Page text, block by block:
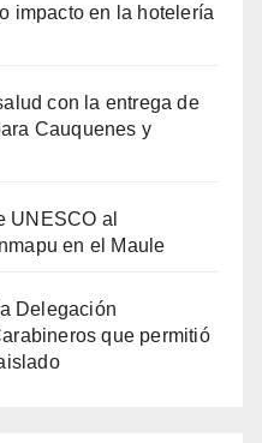
impacto en la hotelería
con la entrega de
Cauquenes y
UNESCO al
en el Maule
Delegación
que permitió